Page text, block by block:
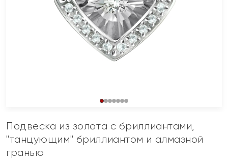
Подвеска из золота с бриллиантами,
"танцующим" бриллиантом и алмазной
гранью